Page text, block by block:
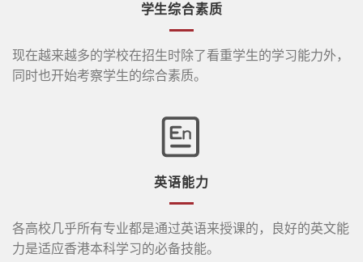
学生综合素质
现在越来越多的学校在招生时除了看重学生的学习能力外，
同时也开始考察学生的综合素质。
英语能力
各高校几乎所有专业都是通过英语来授课的，良好的英文能
力是适应香港本科学习的必备技能。